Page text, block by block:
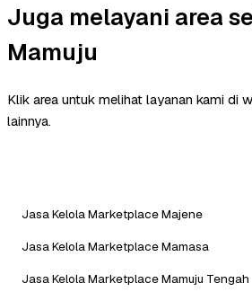
Juga melayani area
Mamuju
Klik area untuk melihat layanan kami di
lainnya.
Jasa Kelola Marketplace Majene
Jasa Kelola Marketplace Mamasa
Jasa Kelola Marketplace Mamuju Tengah